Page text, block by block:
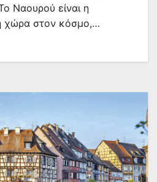
Ναουρού είναι η
χώρα στον κόσμο,…